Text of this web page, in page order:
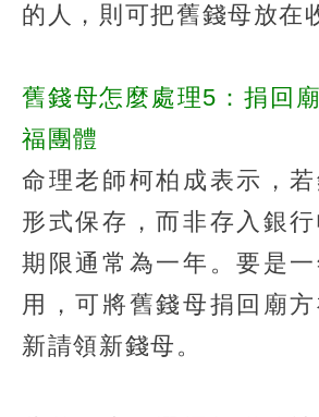
的人，則可把舊錢母放在
舊錢母怎麼處理5：捐回
福團體
命理老師柯柏成表示，
形式保存，而非存入銀
期限通常為一年。要是
用，可將舊錢母捐回廟
新請領新錢母。